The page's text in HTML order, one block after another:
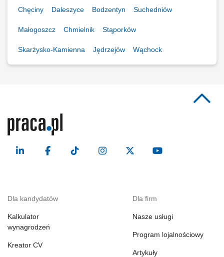
Chęciny Daleszyce Bodzentyn Suchedniów
Małogoszcz Chmielnik Stąporków
Skarżysko-Kamienna Jędrzejów Wąchock
Dla kandydatów
Kalkulator
wynagrodzeń
Kreator CV
Dla firm
Nasze usługi
Program lojalnościowy
Artykuły